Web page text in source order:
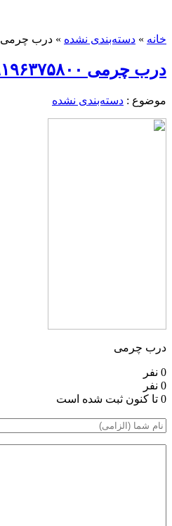
خانه » دسته‌بندی نشده » درب چرمی ۰۹۱۹۶۳۷۵۸۰۰-۰۹۳۰۷۸۰۱۷۸۸
درب چرمی ۰۹۱۹۶۳۷۵۸۰۰-۰۹۳۰۷۸۰۱۷۸۸
موضوع : دسته‌بندی نشده
درب چرمی
0 نفر
0 نفر
0 تا کنون ثبت شده است